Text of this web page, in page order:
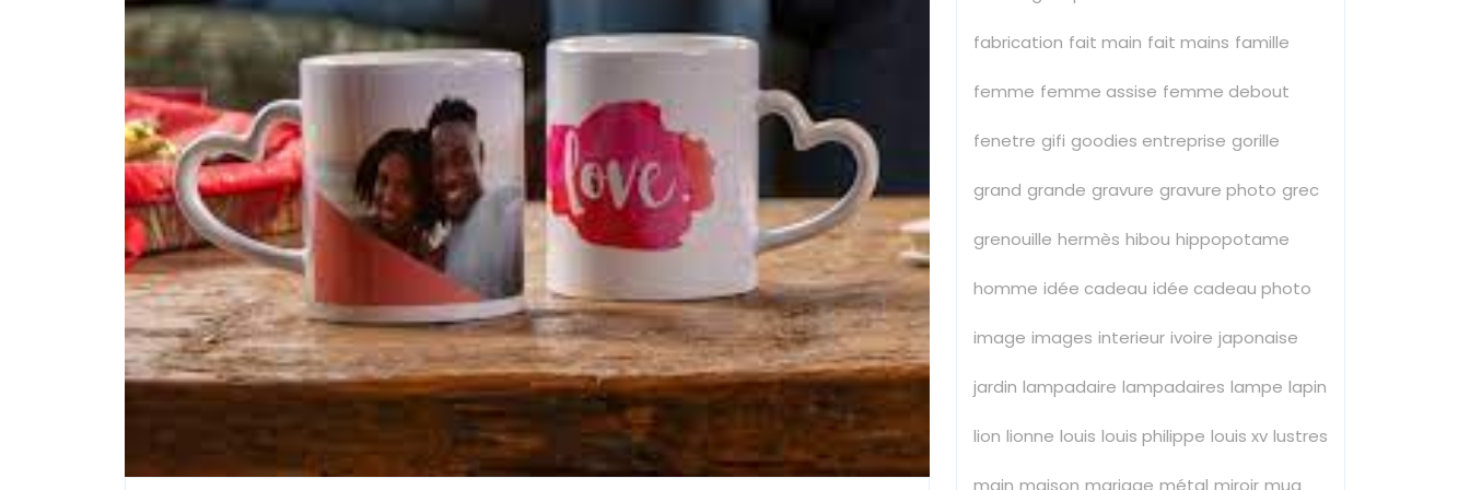
fabrication fait main fait mains famille
femme femme assise femme debout
fenetre gifi goodies entreprise gorille
grand grande gravure gravure photo grec
grenouille hermès hibou hippopotame
homme idée cadeau idée cadeau photo
image images interieur ivoire japonaise
jardin lampadaire lampadaires lampe lapin
lion lionne louis louis philippe louis xv lustres
main maison mariage métal miroir mug